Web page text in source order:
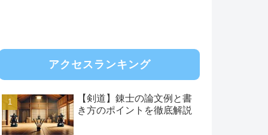
アクセスランキング
【剣道】錬士の論文例と書
き方のポイントを徹底解説